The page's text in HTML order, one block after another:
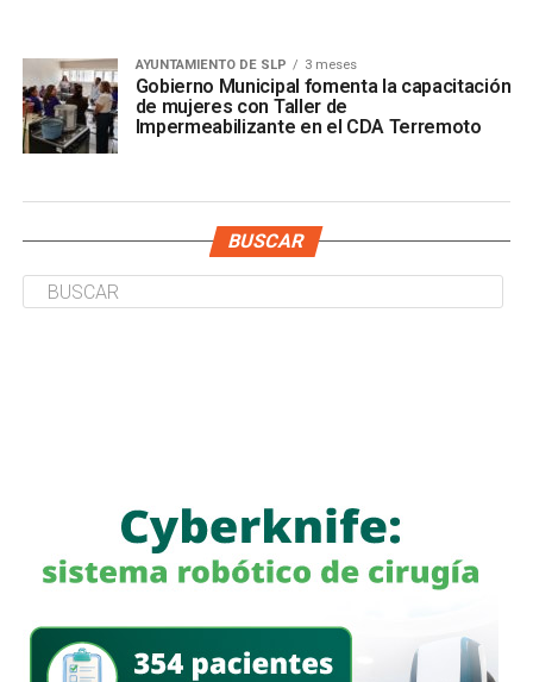
AYUNTAMIENTO DE SLP 3 meses
Gobierno Municipal fomenta la capacitación
de mujeres con Taller de
Impermeabilizante en el CDA Terremoto
BUSCAR